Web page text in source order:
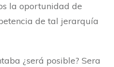
la oportunidad de
de tal jerarquía
¿será posible? Sera